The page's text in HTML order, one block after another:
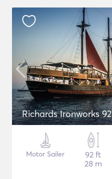
Richards Ironworks 92
Motor Sailer
92 ft
28 m